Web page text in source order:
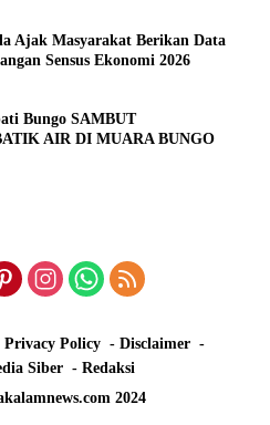
Ajak Masyarakat Berikan Data
Sensus Ekonomi 2026
Bungo SAMBUT
AIR DI MUARA BUNGO
Privacy Policy
Disclaimer
Siber
Redaksi
2024